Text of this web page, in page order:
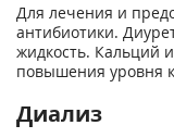
Для лечения и
антибиотики.
жидкость. Кальций
повышения уровня
Диализ